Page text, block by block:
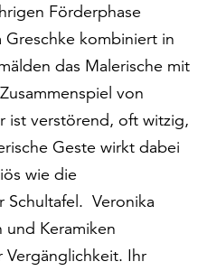
Förderphase
kombiniert in
das Malerische mit
von
ist verstörend, oft witzig,
Geste wirkt dabei
wie die
Schultafel. ­ Veronika
und Keramiken
Vergänglichkeit. Ihr